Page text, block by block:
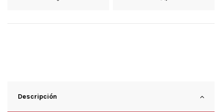
Descripción